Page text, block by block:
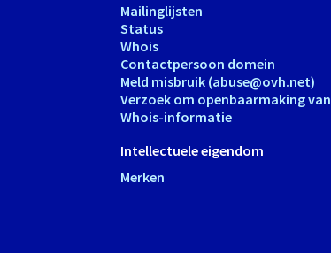
Mailinglijsten
Status
Whois
Contactpersoon domein
Meld misbruik (abuse@ovh.net)
Verzoek om openbaarmaking van
Whois-informatie
Intellectuele eigendom
Merken